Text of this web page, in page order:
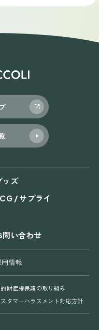
ッズ
/ サプライ
問い合わせ
用情報
財産権保護の取り組み
タマーハラスメント対応方針